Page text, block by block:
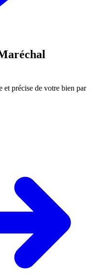
et précise de votre bien par